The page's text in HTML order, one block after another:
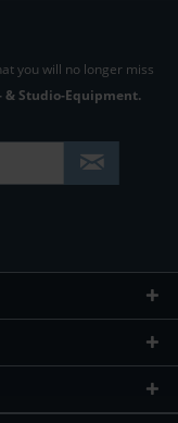
you will no longer miss
& Studio-Equipment.